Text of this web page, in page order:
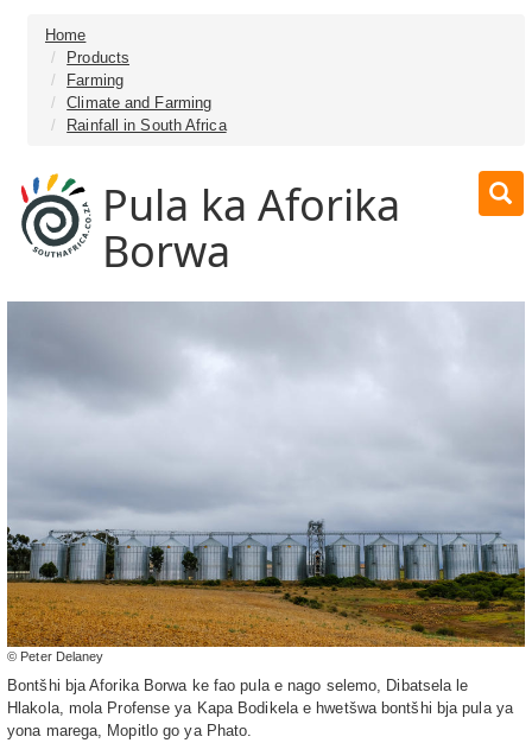
Home
Products
Farming
Climate and Farming
Rainfall in South Africa
Pula ka Aforika
Borwa
© Peter Delaney
Bontšhi bja Aforika Borwa ke fao pula e nago selemo, Dibatsela le
Hlakola, mola Profense ya Kapa Bodikela e hwetšwa bontšhi bja pula ya
yona marega, Mopitlo go ya Phato.